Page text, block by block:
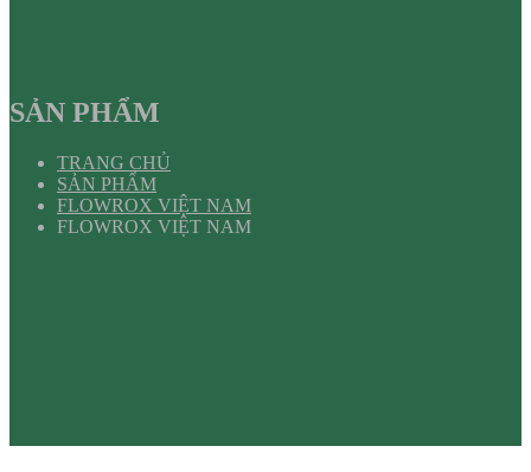
SẢN PHẨM
TRANG CHỦ
SẢN PHẨM
FLOWROX VIỆT NAM
FLOWROX VIỆT NAM